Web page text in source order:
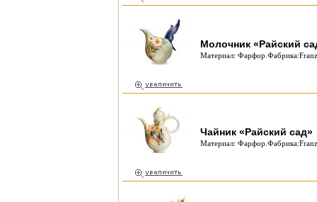
Молочник «Райский
Материал:
Чайник «Райский сад»
Материал: